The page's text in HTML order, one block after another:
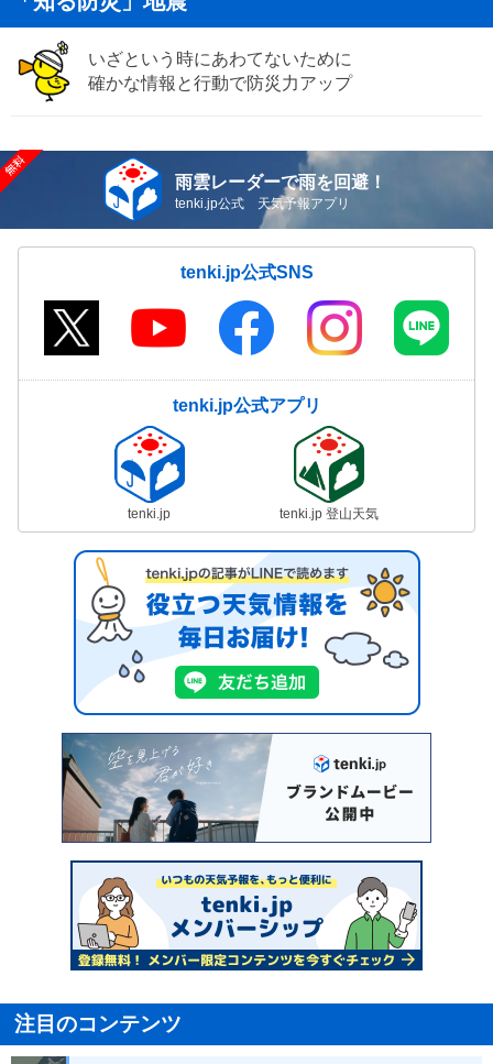
いざという時にあわてないために
確かな情報と行動で防災力アップ
雨雲レーダーで雨を回避！
tenki.jp公式 天気予報アプリ
tenki.jp公式SNS
tenki.jp公式アプリ
tenki.jp tenki.jp 登山天気
注目のコンテンツ